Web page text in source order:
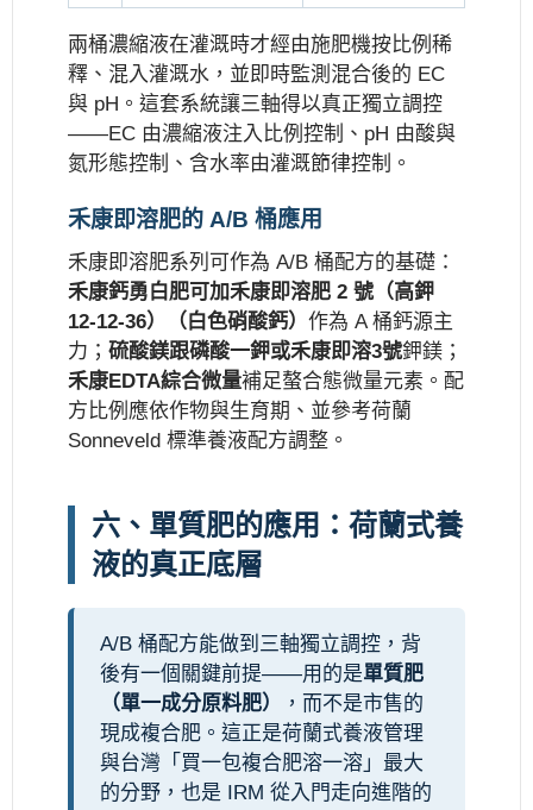
兩桶濃縮液在灌溉時才經由施肥機按比例稀
釋、混入灌溉水，並即時監測混合後的 EC
與 pH。這套系統讓三軸得以真正獨立調控
——EC 由濃縮液注入比例控制、pH 由酸與
氮形態控制、含水率由灌溉節律控制。
禾康即溶肥的 A/B 桶應用
禾康即溶肥系列可作為 A/B 桶配方的基礎：
禾康鈣勇白肥可加禾康即溶肥 2 號（高鉀
12-12-36）
（白色硝酸鈣） 作為 A 桶鈣源主
力； 硫酸鎂跟磷酸一鉀或禾康即溶3號鉀鎂；
禾康EDTA綜合微量補足螯合態微量元素。配
方比例應依作物與生育期、並參考荷蘭
Sonneveld 標準養液配方調整。
六、單質肥的應用：荷蘭式養
液的真正底層
A/B 桶配方能做到三軸獨立調控，背
後有一個關鍵前提——用的是單質肥
（單一成分原料肥）
，而不是市售的
現成複合肥。這正是荷蘭式養液管理
與台灣「買一包複合肥溶一溶」最大
的分野，也是 IRM 從入門走向進階的